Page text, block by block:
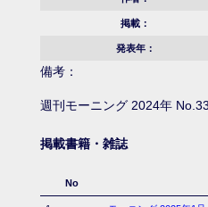
掲載：
発表年：
備考：
週刊モーニング 2024年
掲載書籍・雑誌
No